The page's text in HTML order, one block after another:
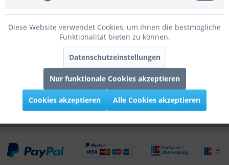
Bewertungen
0
Bewertungen lesen, schreiben und diskutieren...mehr
Infos zum Hersteller
Folgende Infos zum Hersteller sind verfübar......mehr
Kunden kauften auch
Diese Website verwendet Cookies, um Ihnen die bestmögliche
Funktionalität bieten zu können.
Datenschutzeinstellungen
Nur funktionale Cookies akzeptieren
Cookies akzeptieren Alle Cookies akzeptieren